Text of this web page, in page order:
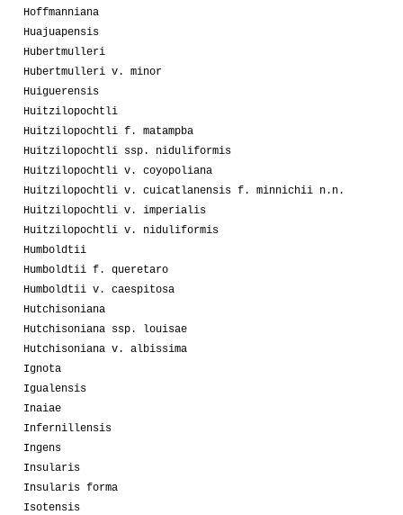
Hoffmanniana
Huajuapensis
Hubertmulleri
Hubertmulleri v. minor
Huiguerensis
Huitzilopochtli
Huitzilopochtli f. matampba
Huitzilopochtli ssp. niduliformis
Huitzilopochtli v. coyopoliana
Huitzilopochtli v. cuicatlanensis f. minnichii n.n.
Huitzilopochtli v. imperialis
Huitzilopochtli v. niduliformis
Humboldtii
Humboldtii f. queretaro
Humboldtii v. caespitosa
Hutchisoniana
Hutchisoniana ssp. louisae
Hutchisoniana v. albissima
Ignota
Igualensis
Inaiae
Infernillensis
Ingens
Insularis
Insularis forma
Isotensis